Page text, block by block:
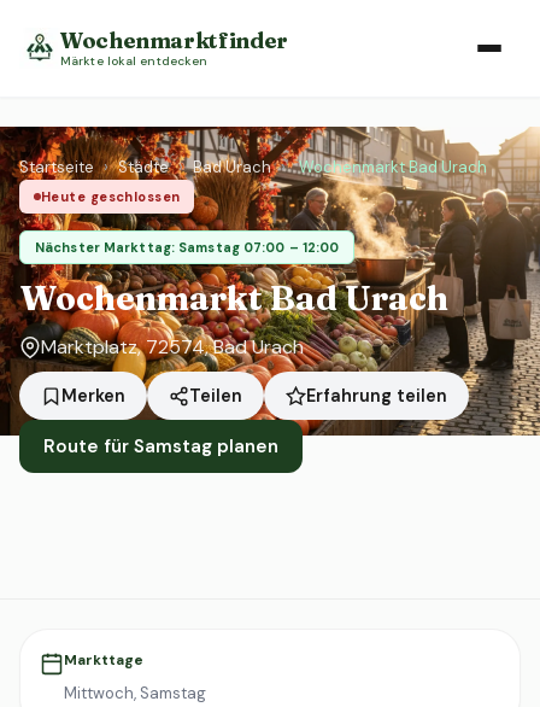
Wochenmarktfinder
Märkte lokal entdecken
Startseite › Städte › Bad Urach › Wochenmarkt Bad Urach
Heute geschlossen
Nächster Markttag: Samstag 07:00 – 12:00
Wochenmarkt Bad Urach
Marktplatz, 72574, Bad Urach
Merken Teilen Erfahrung teilen
Route für Samstag planen
Markttage
Mittwoch, Samstag